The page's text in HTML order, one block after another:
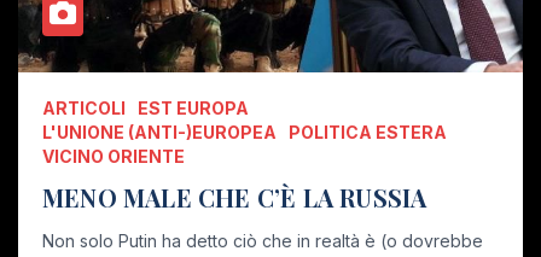
ARTICOLI
EST EUROPA
L'UNIONE (ANTI-)EUROPEA
POLITICA ESTERA
VICINO ORIENTE
MENO MALE CHE C’È LA RUSSIA
Non solo Putin ha detto ciò che in realtà è (o dovrebbe